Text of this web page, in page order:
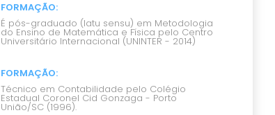
FORMAÇÃO:
É pós-graduado (latu sensu) em Metodologia
do Ensino de Matemática e Física pelo Centro
Universitário Internacional (UNINTER - 2014)
FORMAÇÃO:
Técnico em Contabilidade pelo Colégio
Estadual Coronel Cid Gonzaga - Porto
União/SC (1996).